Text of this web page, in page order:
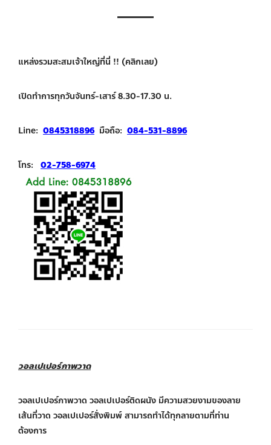
แหล่งรวมสะสมเจ้าใหญ่ที่นี่ !! (คลิกเลย)
เปิดทำการทุกวันจันทร์-เสาร์ 8.30-17.30 น.
Line: 0845318896 มือถือ: 084-531-8896
โทร: 02-758-6974
วอลเปเปอร์ภาพวาด
วอลเปเปอร์ภาพวาด วอลเปเปอร์ติดผนัง มีความสวยงามของลาย
เส้นที่วาด วอลเปเปอร์สั่งพิมพ์ สามารถทำได้ทุกลายตามที่ท่าน
ต้องการ